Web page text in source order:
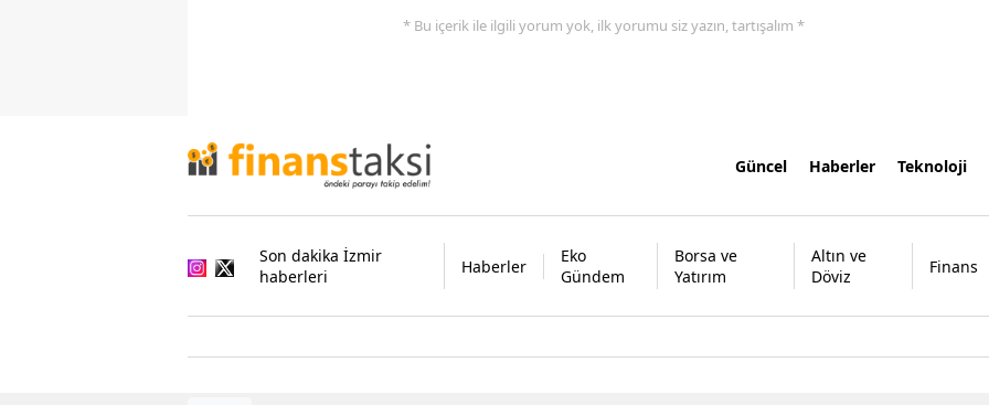
* Bu içerik ile ilgili yorum yok, ilk yorumu siz yazın, tartışalım *
Güncel Haberler Teknoloji
Son dakika İzmir
haberleri
Haberler
Eko
Gündem
Borsa ve
Yatırım
Altın ve
Döviz
Finans